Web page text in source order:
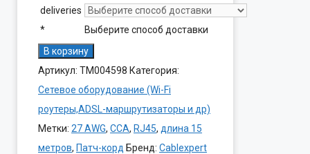
deliveries
*
Выберите способ доставки
Количество
товара
Патч-
корд
Cablexpert
PP12-
В корзину
Артикул: ТМ004598 Категория:
Сетевое оборудование (Wi-Fi
роутеры,ADSL-маршрутизаторы и др)
Метки: 27 AWG, CCA, RJ45, длина 15
метров, Патч-корд Бренд: Cablexpert